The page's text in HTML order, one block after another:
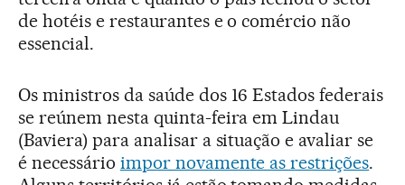
de hotéis e restaurantes e o comércio não
essencial.
Os ministros da saúde dos 16 Estados federais
se reúnem nesta quinta-feira em Lindau
(Baviera) para analisar a situação e avaliar se
é necessário impor novamente as restrições.